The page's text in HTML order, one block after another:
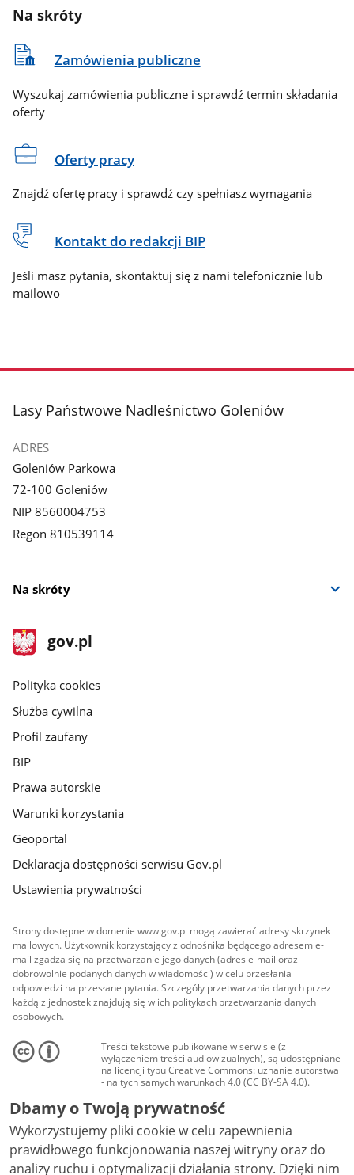
Na skróty
Zamówienia publiczne
Wyszukaj zamówienia publiczne i sprawdź termin składania
oferty
Oferty pracy
Znajdź ofertę pracy i sprawdź czy spełniasz wymagania
Kontakt do redakcji BIP
Jeśli masz pytania, skontaktuj się z nami telefonicznie lub
mailowo
stopka
Lasy Państwowe Nadleśnictwo Goleniów
ADRES
Goleniów Parkowa
72-100 Goleniów
NIP 8560004753
Regon 810539114
Na skróty
stopka
gov.pl
Strona
gov.pl
gov.pl
Polityka cookies
Służba cywilna
Profil zaufany
BIP
Prawa autorskie
Warunki korzystania
Geoportal
Deklaracja dostępności serwisu Gov.pl
Ustawienia prywatności
Strony dostępne w domenie www.gov.pl mogą zawierać adresy skrzynek
mailowych. Użytkownik korzystający z odnośnika będącego adresem e-
mail zgadza się na przetwarzanie jego danych (adres e-mail oraz
dobrowolnie podanych danych w wiadomości) w celu przesłania
odpowiedzi na przesłane pytania. Szczegóły przetwarzania danych przez
każdą z jednostek znajdują się w ich politykach przetwarzania danych
osobowych.
Treści tekstowe publikowane w serwisie (z
wyłączeniem treści audiowizualnych), są udostępniane
na licencji typu Creative Commons: uznanie autorstwa
- na tych samych warunkach 4.0 (CC BY-SA 4.0).
Materiały audiowizualne, w tym zdjęcia, materiały
audio i wideo, są udostępniane na licencji typu
Creative Commons: uznanie autorstwa użycie
niekomercyjne - bez utworów zależnych 4.0 (CC BY-
NC-ND 4.0), o ile nie jest to stwierdzone inaczej.
Dbamy o Twoją prywatność
Wykorzystujemy pliki cookie w celu zapewnienia
prawidłowego funkcjonowania naszej witryny oraz do
analizy ruchu i optymalizacji działania strony. Dzięki nim